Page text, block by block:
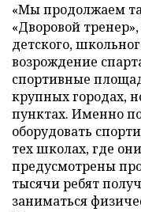
«Мы продолжаем
«Дворовой
детского,
возрождение
спортивные
крупных городах,
пунктах. Именно
оборудовать
тех школах, где
предусмотрены
тысячи ребят
заниматься